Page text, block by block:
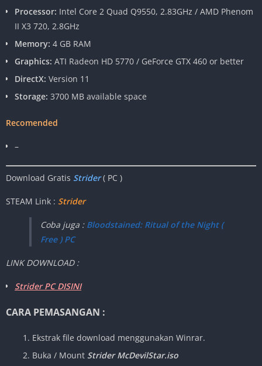
Processor: Intel Core 2 Quad Q9550, 2.83GHz / AMD Phenom
II X3 720, 2.8GHz
Memory: 4 GB RAM
Graphics: ATI Radeon HD 5770 / GeForce GTX 460 or better
DirectX: Version 11
Storage: 3700 MB available space
Recomended
–
Download Gratis Strider( PC )
STEAM Link : Strider
Coba juga : Bloodstained: Ritual of the Night (
Free ) PC
LINK DOWNLOAD :
Strider PC DISINI
CARA PEMASANGAN :
Ekstrak file download menggunakan Winrar.
Buka / Mount Strider McDevilStar.iso